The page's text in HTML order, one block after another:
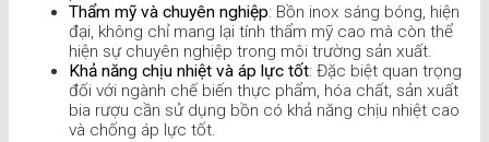
Thẩm mỹ và chuyên nghiệp: Bồn inox sáng bóng, hiện
đại, không chỉ mang lại tính thẩm mỹ cao mà còn thể
hiện sự chuyên nghiệp trong môi trường sản xuất.
Khả năng chịu nhiệt và áp lực tốt: Đặc biệt quan trọng
đối với ngành chế biến thực phẩm, hóa chất, sản xuất
bia rượu cần sử dụng bồn có khả năng chịu nhiệt cao
và chống áp lực tốt.